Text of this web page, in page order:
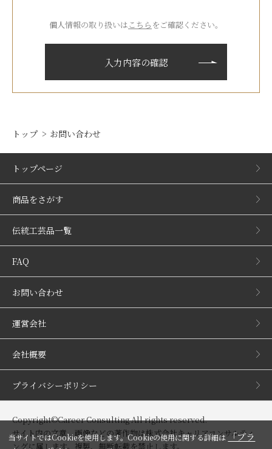
個人情報の取り扱いはこちら をご確認ください。
トップ お問い合わせ
トップページ
商品をさがす
伝統工芸品一覧
FAQ
お問い合わせ
運営会社
会社概要
プライバシーポリシー
Copyright©Career Consulting All rights reserved.
サイト内の文章、画像などの著作物は株式会社キャリアコンサルティ
ングに属します。複製、無断転載を禁止します。
当サイトではCookieを使用します。Cookieの使用に関する詳細は「プラ